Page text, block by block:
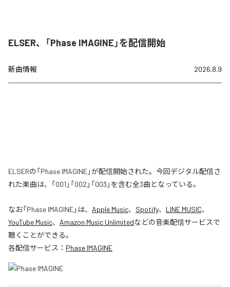
ELSER、「Phase IMAGINE」を配信開始
新曲情報 2026.8.9
ELSERの「Phase IMAGINE」が配信開始された。今回デジタル配信さ
れた楽曲は、「001」「002」「003」を含む全3曲となっている。
なお「Phase IMAGINE」は、 Apple Music、 Spotify、 LINE MUSIC、
YouTube Music、 Amazon Music Unlimitedなどの音楽配信サービスで
聴くことができる。
各配信サービス： Phase IMAGINE